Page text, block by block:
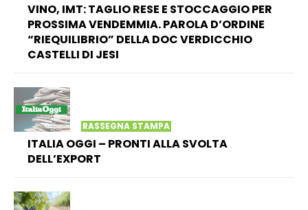
VINO, IMT: TAGLIO RESE E STOCCAGGIO PER
PROSSIMA VENDEMMIA. PAROLA D’ORDINE
“RIEQUILIBRIO” DELLA DOC VERDICCHIO
CASTELLI DI JESI
RASSEGNA STAMPA
ITALIA OGGI – PRONTI ALLA SVOLTA
DELL’EXPORT